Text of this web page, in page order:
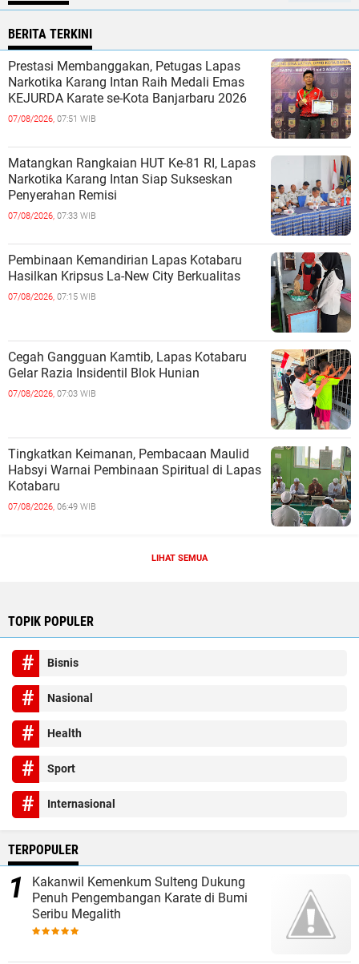
BERITA TERKINI
Prestasi Membanggakan, Petugas Lapas
Narkotika Karang Intan Raih Medali Emas
KEJURDA Karate se-Kota Banjarbaru 2026
07/08/2026, 07:51 WIB
Matangkan Rangkaian HUT Ke-81 RI, Lapas
Narkotika Karang Intan Siap Sukseskan
Penyerahan Remisi
07/08/2026, 07:33 WIB
Pembinaan Kemandirian Lapas Kotabaru
Hasilkan Kripsus La-New City Berkualitas
07/08/2026, 07:15 WIB
Cegah Gangguan Kamtib, Lapas Kotabaru
Gelar Razia Insidentil Blok Hunian
07/08/2026, 07:03 WIB
Tingkatkan Keimanan, Pembacaan Maulid
Habsyi Warnai Pembinaan Spiritual di Lapas
Kotabaru
07/08/2026, 06:49 WIB
LIHAT SEMUA
TOPIK POPULER
Bisnis
Nasional
Health
Sport
Internasional
TERPOPULER
Kakanwil Kemenkum Sulteng Dukung
Penuh Pengembangan Karate di Bumi
Seribu Megalith